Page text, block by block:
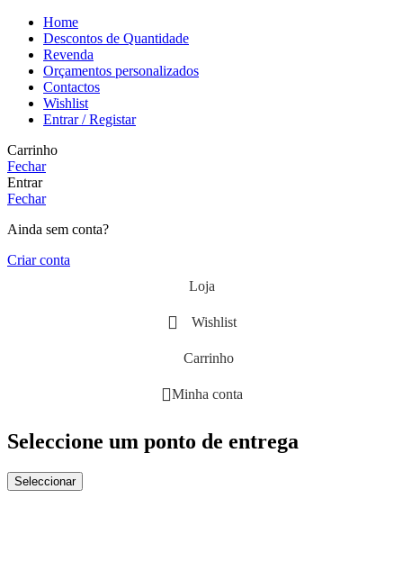
Home
Descontos de Quantidade
Revenda
Orçamentos personalizados
Contactos
Wishlist
Entrar / Registar
Carrinho
Fechar
Entrar
Fechar
Ainda sem conta?
Criar conta
Loja
Wishlist
Carrinho
Minha conta
Seleccione um ponto de entrega
Seleccionar